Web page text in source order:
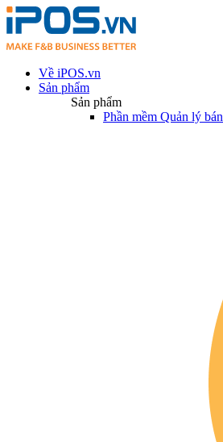
Về iPOS.vn
Sản phẩm
Sản phẩm
Phần mềm Quản lý